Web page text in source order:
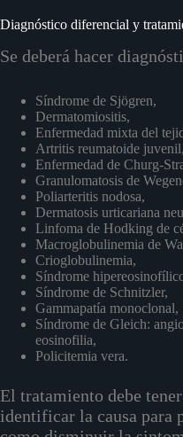
Diagnóstico diferencial y
Se deberá hacer
Síndrome de Sjögren,
Dermatomiositis,
Enfermedad mixta del
Artritis reumatoide juvenil,
Enfermedad de Churg-
Granulomatosis de
Poliarteritis nodosa,
Dermatosis urticariana
Linfoma de Hodking de
Macroglobulinemia de
Crioglobulinemia,
Síndrome
Síndrome de Schnitzler,
Gammapatía monoclonal,
Síndrome de Gleich:
eosinofilia,
Policitemia vera.
El tratamiento debe
identificar la causa para